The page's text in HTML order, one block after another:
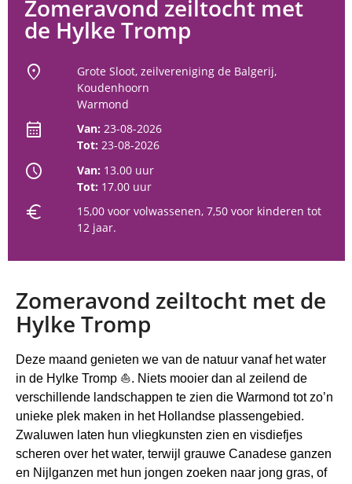
Zomeravond zeiltocht met
de Hylke Tromp
location_on
Grote Sloot, zeilvereniging de Balgerij,
Koudenhoorn
Warmond
calendar_month Van: 23-08-2026
Tot: 23-08-2026
schedule Van: 13.00 uur
Tot: 17.00 uur
euro
15,00 voor volwassenen, 7,50 voor kinderen tot
12 jaar.
Zomeravond zeiltocht met de
Hylke Tromp
Deze maand genieten we van de natuur vanaf het water
in de Hylke Tromp ⛵. Niets mooier dan al zeilend de
verschillende landschappen te zien die Warmond tot zo’n
unieke plek maken in het Hollandse plassengebied.
Zwaluwen laten hun vliegkunsten zien en visdiefjes
scheren over het water, terwijl grauwe Canadese ganzen
en Nijlganzen met hun jongen zoeken naar jong gras, of